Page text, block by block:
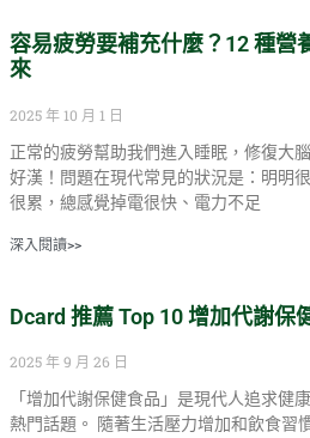
容易疲勞要補充什麼？12 種營
來
2025 年 10 月 1 日
正常的疲勞幫助我們進入睡眠，修復大
好漢！問題在現代常見的狀況是：明明
很累，總感覺掉電很快、電力不足
深入閱讀>>
Dcard 推薦 Top 10 增加代謝保
2025 年 9 月 26 日
「增加代謝保健食品」是現代人追求健
熱門話題。 隨著生活壓力增加和飲食習